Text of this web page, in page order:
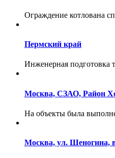
Ограждение котлована
Пермский край
Инженерная подготовка
Москва, СЗАО, Район
На объекты была
Москва, ул. Шеногина,